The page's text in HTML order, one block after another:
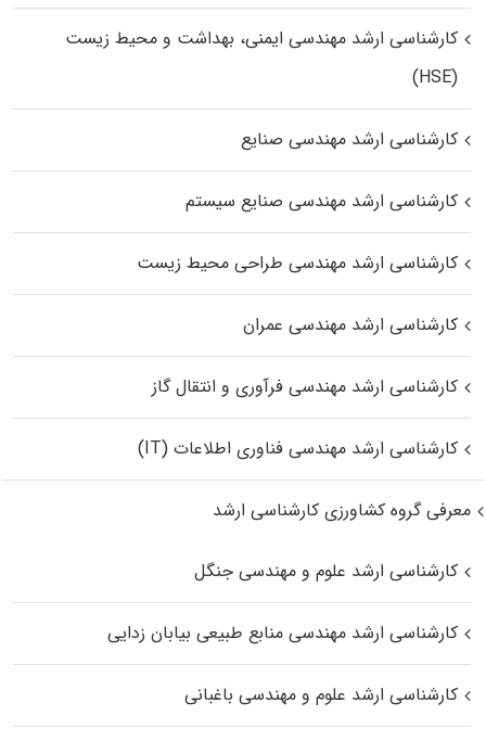
کارشناسی ارشد مهندسی ایمنی، بهداشت و محیط زیست
(HSE)
کارشناسی ارشد مهندسی صنایع
کارشناسی ارشد مهندسی صنایع سیستم
کارشناسی ارشد مهندسی طراحی محیط زیست
کارشناسی ارشد مهندسی عمران
کارشناسی ارشد مهندسی فرآوری و انتقال گاز
کارشناسی ارشد مهندسی فناوری اطلاعات (IT)
معرفی گروه کشاورزی کارشناسی ارشد
کارشناسی ارشد علوم و مهندسی جنگل
کارشناسی ارشد مهندسی منابع طبیعی بیابان زدایی
کارشناسی ارشد علوم و مهندسی باغبانی